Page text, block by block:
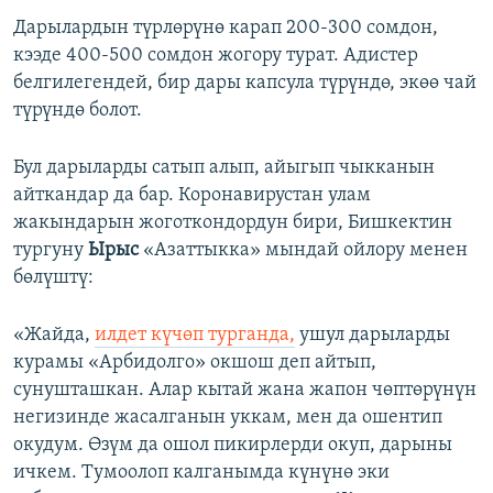
Дарылардын түрлөрүнө карап 200-300 сомдон,
кээде 400-500 сомдон жогору турат. Адистер
белгилегендей, бир дары капсула түрүндө, экөө чай
түрүндө болот.
Бул дарыларды сатып алып, айыгып чыкканын
айткандар да бар. Коронавирустан улам
жакындарын жоготкондордун бири, Бишкектин
тургуну Ырыс «Азаттыкка» мындай ойлору менен
бөлүштү:
«Жайда, илдет күчөп турганда, ушул дарыларды
курамы «Арбидолго» окшош деп айтып,
сунушташкан. Алар кытай жана жапон чөптөрүнүн
негизинде жасалганын уккам, мен да ошентип
окудум. Өзүм да ошол пикирлерди окуп, дарыны
ичкем. Тумоолоп калганымда күнүнө эки